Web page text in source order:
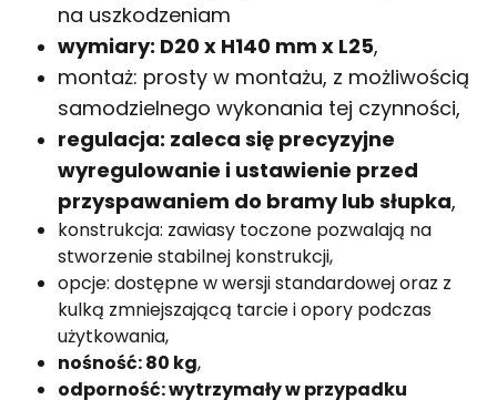
na uszkodzeniam
wymiary: D20 x H140 mm x L25,
montaż: prosty w montażu, z możliwością
samodzielnego wykonania tej czynności,
regulacja: zaleca się precyzyjne
wyregulowanie i ustawienie przed
przyspawaniem do bramy lub słupka,
konstrukcja: zawiasy toczone pozwalają na
stworzenie stabilnej konstrukcji,
opcje: dostępne w wersji standardowej oraz z
kulką zmniejszającą tarcie i opory podczas
użytkowania,
nośność: 80 kg,
odporność: wytrzymały w przypadku